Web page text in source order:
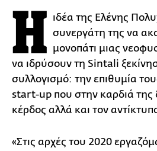
Η ιδέα της Ελένης
συνεργάτη της να
μονοπάτι μιας
να ιδρύσουν τη Sintali
συλλογισμό: την επιθυμία
start-up που στην καρδιά της
κέρδος αλλά και τον
«Στις αρχές του 2020